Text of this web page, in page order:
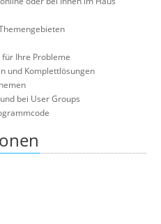
für Ihre Probleme
und Komplettlösungen
bei User Groups